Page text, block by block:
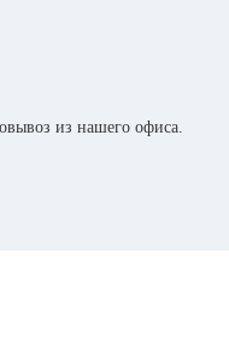
из нашего офиса.